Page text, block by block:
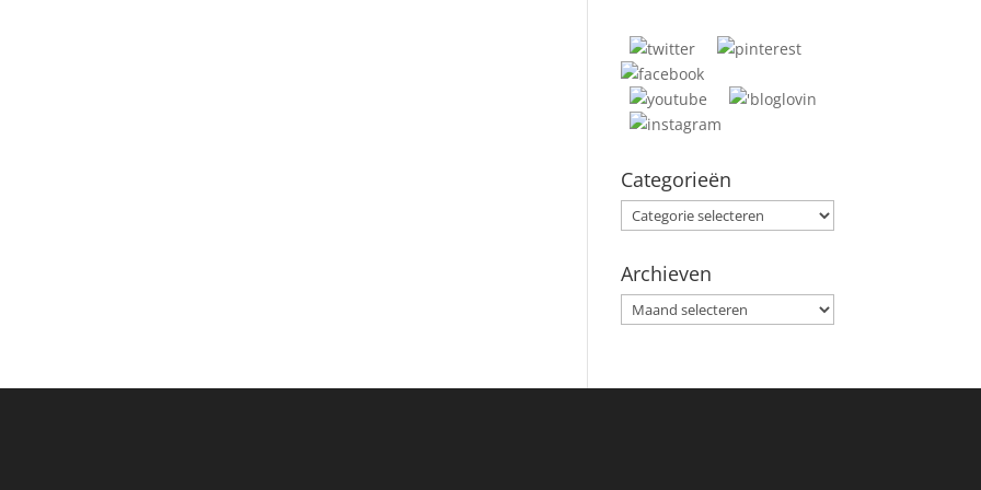
Categorieën
Categorieën
Archieven
Archieven